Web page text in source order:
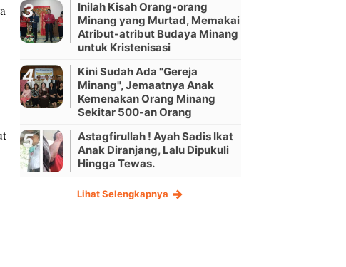
Inilah Kisah Orang-orang
Minang yang Murtad, Memakai
Atribut-atribut Budaya Minang
untuk Kristenisasi
Kini Sudah Ada "Gereja
Minang", Jemaatnya Anak
Kemenakan Orang Minang
Sekitar 500-an Orang
Astagfirullah ! Ayah Sadis Ikat
Anak Diranjang, Lalu Dipukuli
Hingga Tewas.
Lihat Selengkapnya